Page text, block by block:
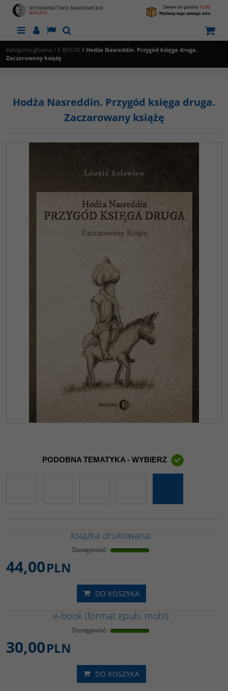
MenuPanelLangSzukaj
Kategoria główna / E-BOOKI / Hodża Nasreddin. Przygód księga druga.
Zaczarowany książę
Hodża Nasreddin. Przygód księga druga.
Zaczarowany książę
PODOBNA TEMATYKA - WYBIERZ
książka drukowana:
Dostępność:
44,00PLN
DO KOSZYKA
e-book (format epub, mobi):
Dostępność:
30,00PLN
DO KOSZYKA